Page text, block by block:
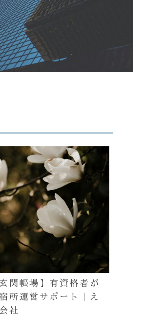
関帳場】有資格者が
所運営サポート｜え
社